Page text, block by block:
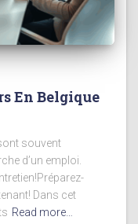
En Belgique
souvent
d’un emploi.
Dans cet
Read more…